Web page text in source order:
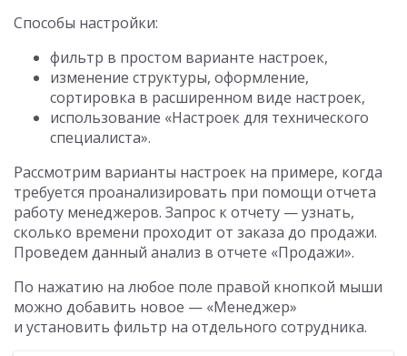
Способы настройки:
фильтр в простом варианте настроек,
изменение структуры, оформление,
сортировка в расширенном виде настроек,
использование «Настроек для технического
специалиста».
Рассмотрим варианты настроек на примере, когда
требуется проанализировать при помощи отчета
работу менеджеров. Запрос к отчету — узнать,
сколько времени проходит от заказа до продажи.
Проведем данный анализ в отчете «Продажи».
По нажатию на любое поле правой кнопкой мыши
можно добавить новое — «Менеджер»
и установить фильтр на отдельного сотрудника.